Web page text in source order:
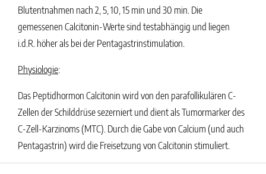
Blutentnahmen nach 2, 5, 10, 15 min und 30 min. Die
gemessenen Calcitonin-Werte sind testabhängig und liegen
i.d.R. höher als bei der Pentagastrinstimulation.
Physiologie:
Das Peptidhormon Calcitonin wird von den parafollikulären C-
Zellen der Schilddrüse sezerniert und dient als Tumormarker des
C-Zell-Karzinoms (MTC). Durch die Gabe von Calcium (und auch
Pentagastrin) wird die Freisetzung von Calcitonin stimuliert.